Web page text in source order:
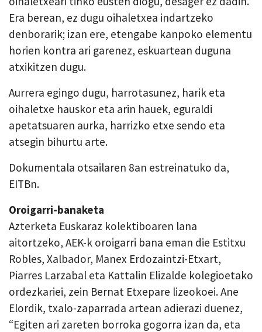
Era berean, ez dugu oihaletxea indartzeko
denborarik; izan ere, etengabe kanpoko elementu
horien kontra ari garenez, eskuartean duguna
atxikitzen dugu.
Aurrera egingo dugu, harrotasunez, harik eta
oihaletxe hauskor eta arin hauek, eguraldi
apetatsuaren aurka, harrizko etxe sendo eta
atsegin bihurtu arte.
Dokumentala otsailaren 8an estreinatuko da,
EITBn.
Oroigarri-banaketa
Azterketa Euskaraz kolektiboaren lana
aitortzeko, AEK-k oroigarri bana eman die Estitxu
Robles, Xalbador, Manex Erdozaintzi-Etxart,
Piarres Larzabal eta Kattalin Elizalde kolegioetako
ordezkariei, zein Bernat Etxepare lizeokoei. Ane
Elordik, txalo-zaparrada artean adierazi duenez,
“Egiten ari zareten borroka gogorra izan da, eta